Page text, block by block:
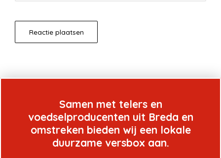
Samen met telers en
voedselproducenten uit Breda en
omstreken bieden wij een lokale
duurzame versbox aan.